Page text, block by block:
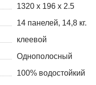
1320 x 196 x 2.5
14 панелей, 14,8 кг.
клеевой
Однополосный
100% водостойкий